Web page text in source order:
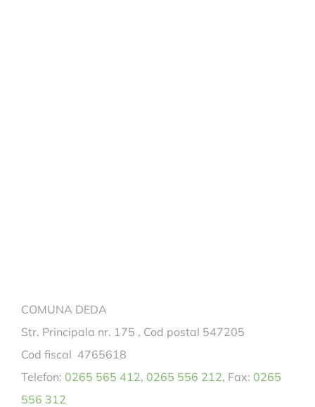
COMUNA DEDA
Str. Principala nr. 175 , Cod postal 547205
Cod fiscal 4765618
Telefon: 0265 565 412, 0265 556 212, Fax: 0265
556 312